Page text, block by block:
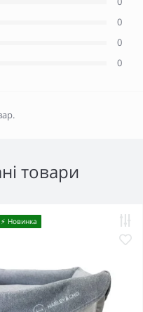
0
0
0
товари
⚡️ Новинка